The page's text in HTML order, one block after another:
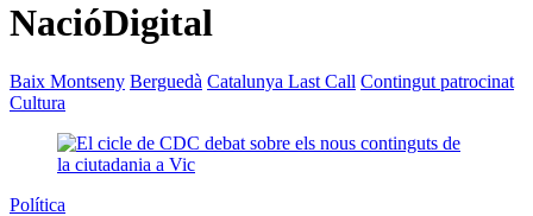
NacióDigital
Baix Montseny Berguedà Catalunya Last Call Contingut patrocinat
Cultura
Política